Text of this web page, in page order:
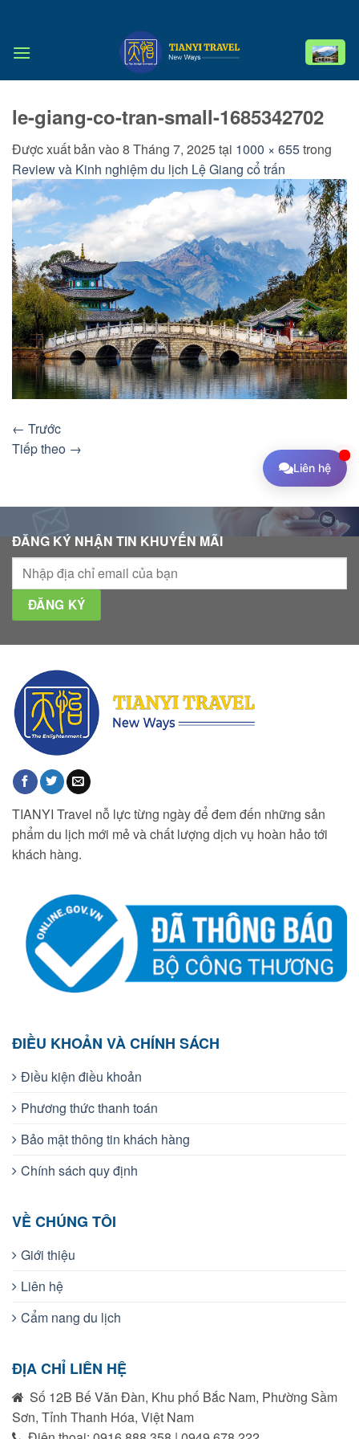
nội
le-giang-co-tran-small-1685342702
Được xuất bản vào 8 Tháng 7, 2025tại 1000 × 655trong
Review và Kinh nghiệm du lịch Lệ Giang cổ trấn
← Trước
Tiếp theo →
ĐĂNG KÝ NHẬN TIN KHUYẾN MÃI
TIANYI Travel nỗ lực từng ngày để đem đến những sản
phẩm du lịch mới mẻ và chất lượng dịch vụ hoàn hảo tới
khách hàng.
ĐIỀU KHOẢN VÀ CHÍNH SÁCH
Điều kiện điều khoản
Phương thức thanh toán
Bảo mật thông tin khách hàng
Chính sách quy định
VỀ CHÚNG TÔI
Giới thiệu
Liên hệ
Cẩm nang du lịch
ĐỊA CHỈ LIÊN HỆ
Số 12B Bế Văn Đàn, Khu phố Bắc Nam, Phường Sầm
Sơn, Tỉnh Thanh Hóa, Việt Nam
Liên hệ